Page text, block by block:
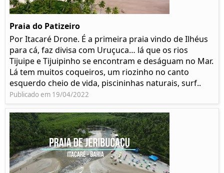
Praia do Patizeiro
Por Itacaré Drone. É a primeira praia vindo de Ilhéus
para cá, faz divisa com Uruçuca… lá que os rios
Tijuipe e Tijuipinho se encontram e deságuam no Mar.
Lá tem muitos coqueiros, um riozinho no canto
esquerdo cheio de vida, piscininhas naturais, surf..
Publicado em 19/04/2022